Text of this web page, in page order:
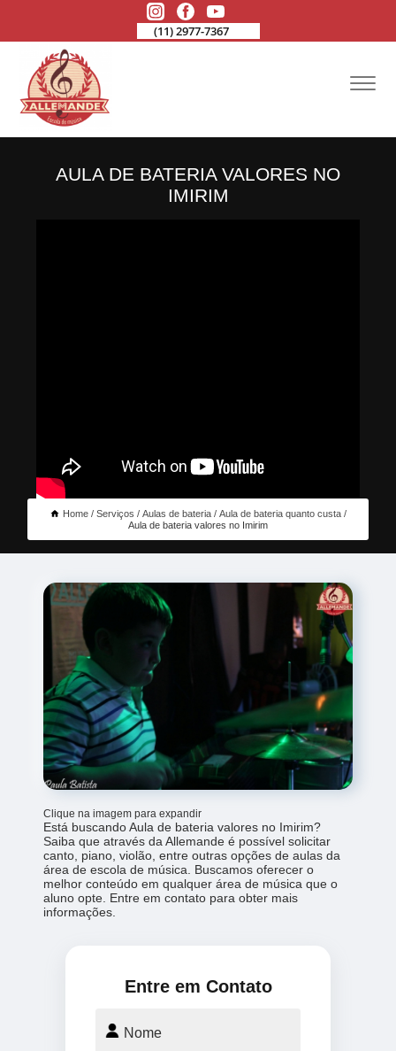
(11) 2977-7367
AULA DE BATERIA VALORES NO
IMIRIM
Home Serviços Aulas de bateria
Aula de bateria quanto custa
Aula de bateria valores no Imirim
Clique na imagem para expandir
Está buscando Aula de bateria valores no Imirim?
Saiba que através da Allemande é possível solicitar
canto, piano, violão, entre outras opções de aulas da
área de escola de música. Buscamos oferecer o
melhor conteúdo em qualquer área de música que o
aluno opte. Entre em contato para obter mais
informações.
Entre em Contato